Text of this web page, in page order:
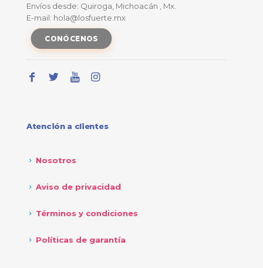
Envíos desde: Quiroga, Michoacán , Mx.
E-mail: hola@losfuerte.mx
CONÓCENOS
Atención a clientes
Nosotros
Aviso de privacidad
Términos y condiciones
Políticas de garantía